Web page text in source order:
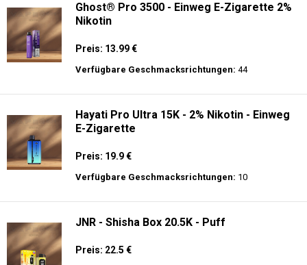
Ghost® Pro 3500 - Einweg E-Zigarette 2%
Nikotin
Preis: 13.99 €
Verfügbare Geschmacksrichtungen: 44
Hayati Pro Ultra 15K - 2% Nikotin - Einweg
E-Zigarette
Preis: 19.9 €
Verfügbare Geschmacksrichtungen: 10
JNR - Shisha Box 20.5K - Puff
Preis: 22.5 €